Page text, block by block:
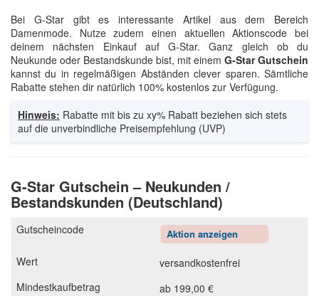
Bei G-Star gibt es interessante Artikel aus dem Bereich
Damenmode. Nutze zudem einen aktuellen Aktionscode bei
deinem nächsten Einkauf auf G-Star. Ganz gleich ob du
Neukunde oder Bestandskunde bist, mit einem G-Star Gutschein
kannst du in regelmäßigen Abständen clever sparen. Sämtliche
Rabatte stehen dir natürlich 100% kostenlos zur Verfügung.
Hinweis: Rabatte mit bis zu xy% Rabatt beziehen sich stets
auf die unverbindliche Preisempfehlung (UVP)
G-Star Gutschein – Neukunden /
Bestandskunden (Deutschland)
Aktion anzeigen
versandkostenfrei
ab 199,00 €